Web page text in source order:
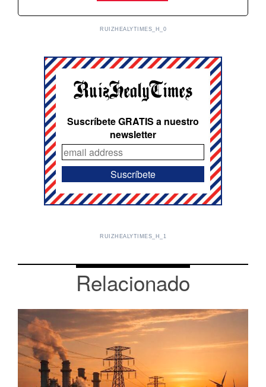
RUIZHEALYTIMES_H_0
Suscríbete GRATIS a nuestro
newsletter
RUIZHEALYTIMES_H_1
Relacionado